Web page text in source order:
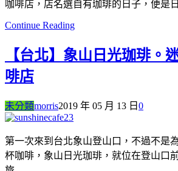
咖啡店，店名選自有珈琲的日子，便是
Continue Reading
【台北】象山日光珈琲。
啡店
未分類morris2019 年 05 月 13 日 0
第一次來到台北象山登山口，不過不是
杯咖啡，象山日光珈琲，就位在登山口